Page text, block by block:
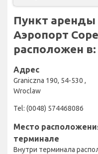
Пункт аренды
Аэропорт
расположен в:
Адрес
Graniczna 190, 54-530 ,
Wroclaw
Tel: (0048) 574468086
Место
терминале
Внутри терминала